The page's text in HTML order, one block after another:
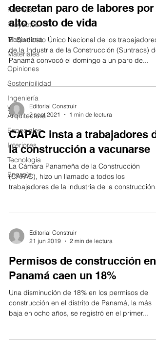
Eventos
Proyectos
Maquinaria
Materiales
Opiniones
Sostenibilidad
Ingeniería
y
Arquitectura
Especiales
Interiores
Tecnología
Energía
decretan paro de labores por
alto costo de vida
El Sindicato Único Nacional de los trabajadores
de la Industria de la Construcción (Suntracs) de
Panamá convocó el domingo a un paro de...
Editorial Construir
2 sept 2021
1 min de lectura
CAPAC insta a trabajadores
la construcción a vacunarse
La Cámara Panameña de la Construcción
(CAPAC), hizo un llamado a todos los
trabajadores de la industria de la construcción
Editorial Construir
21 jun 2019
2 min de lectura
Permisos de construcción en
Panamá caen un 18%
Una disminución de 18% en los permisos de
construcción en el distrito de Panamá, la más
baja en ocho años, se registró en el primer...